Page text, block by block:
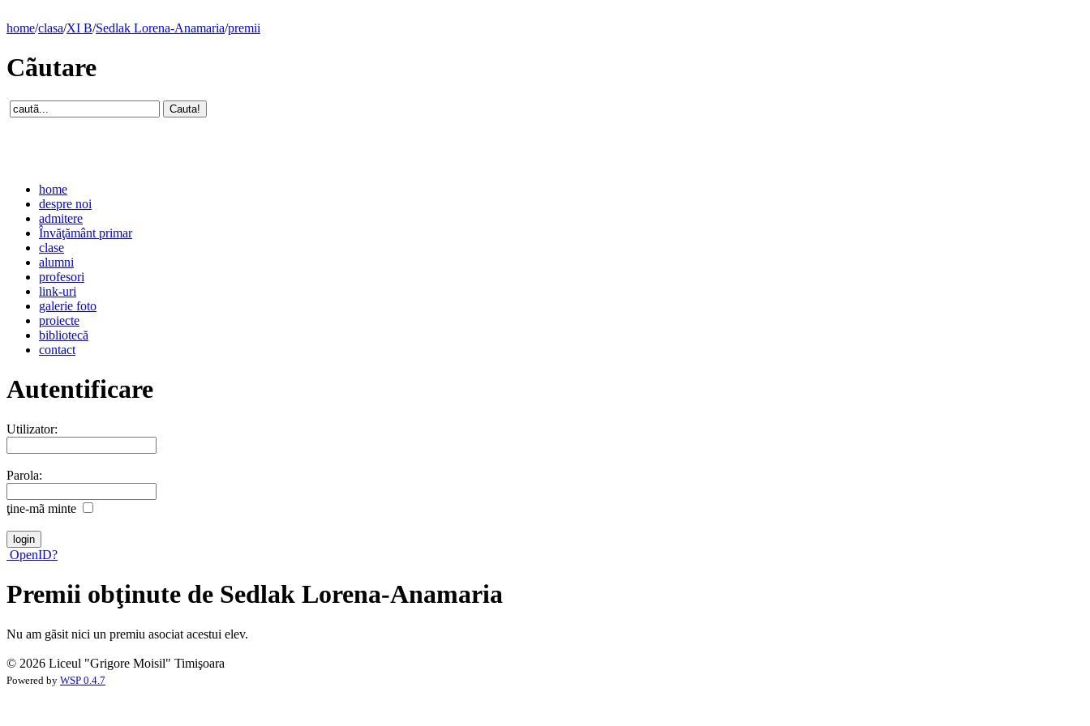
home/clasa/XI B/Sedlak Lorena-Anamaria/premii
Cãutare
home
despre noi
admitere
Învăţământ primar
clase
alumni
profesori
link-uri
galerie foto
proiecte
bibliotecă
contact
Autentificare
Utilizator:
Parola:
ţine-mã minte
OpenID?
Premii obţinute de Sedlak Lorena-Anamaria
Nu am gãsit nici un premiu asociat acestui elev.
© 2026 Liceul "Grigore Moisil" Timişoara
Powered by WSP 0.4.7